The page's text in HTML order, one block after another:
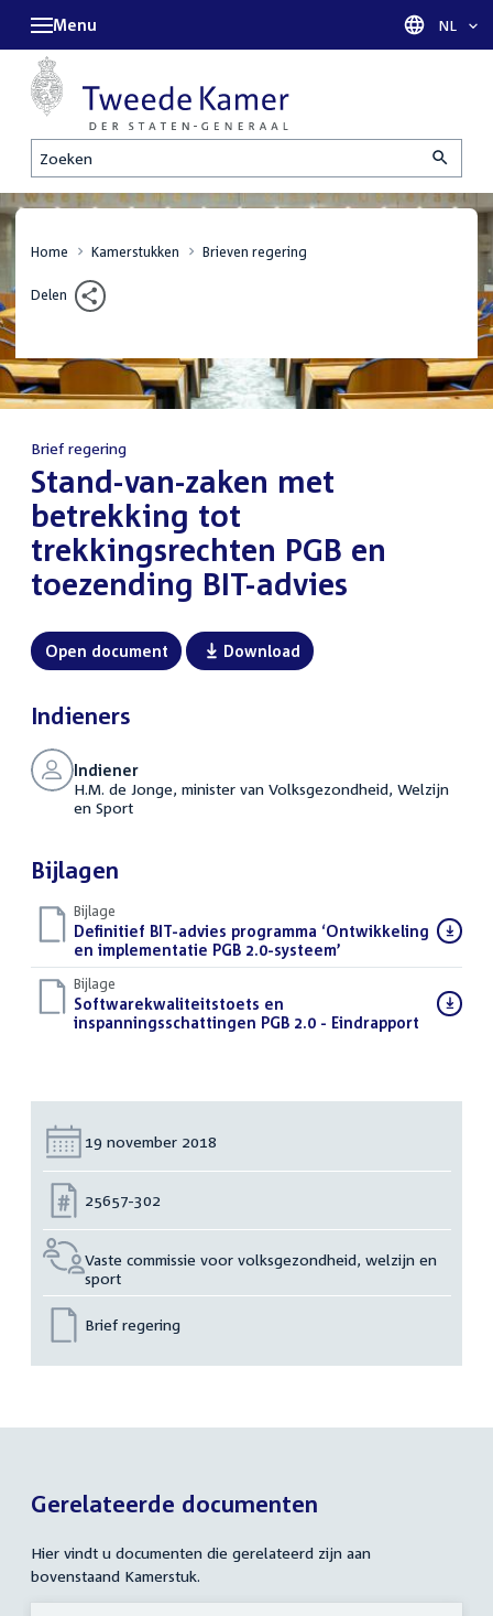
Zoeken
Menu Taal
NL
Home Kamerstukken Brieven regering
Delen
Brief regering
:Stand-van-zaken met
betrekking tot
trekkingsrechten PGB en
toezending BIT-advies
Open document Download
Indieners
Indiener
H.M. de Jonge, minister van Volksgezondheid, Welzijn
en Sport
Bijlagen
Bijlage
Download
bestand:
Definitief BIT-advies programma ‘Ontwikkeling
en implementatie PGB 2.0-systeem’
Bijlage
Download
bestand:
Softwarekwaliteitstoets en
inspanningsschattingen PGB 2.0 - Eindrapport (PDF)
Datum:
19 november 2018
Nummer:
25657-302
Vaste commissie voor volksgezondheid, welzijn en
sport
Brief regering
Gerelateerde documenten
Hier vindt u documenten die gerelateerd zijn aan
bovenstaand Kamerstuk.